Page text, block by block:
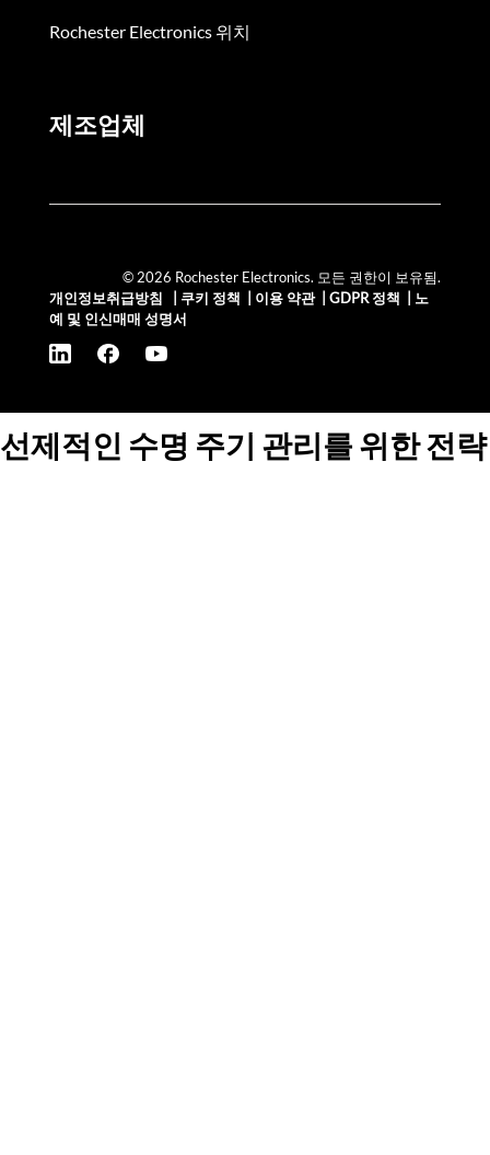
Rochester Electronics 위치
제조업체
© 2026 Rochester Electronics. 모든 권한이 보유됨.
개인정보취급방침
쿠키 정책 이용 약관| GDPR 정책
노
예 및 인신매매 성명서
선제적인 수명 주기 관리를 위한 전략